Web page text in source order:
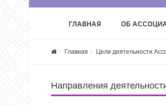
ГЛАВНАЯ ОБ
Главная Цели деятельности
Направления